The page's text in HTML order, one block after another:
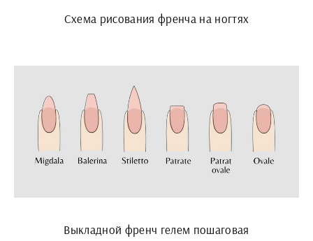
Схема рисования френча на ногтях
Выкладной френч гелем пошаговая